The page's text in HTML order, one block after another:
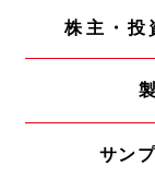
株主・投
サン